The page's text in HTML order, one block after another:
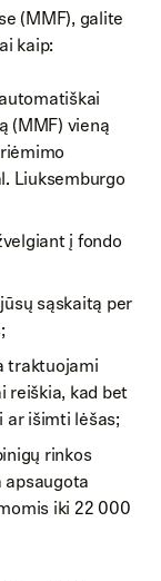
(MMF), galite
kaip:
(MMF) vieną
Liuksemburgo
į fondo
sąskaitą per
traktuojami
reiškia, kad bet
išimti lėšas;
rinkos
apsaugota
iki 22 000